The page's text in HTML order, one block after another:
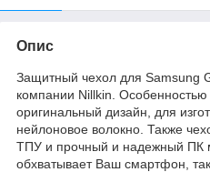
Опис
Защитный чехол для Samsung
компании Nillkin. Особенностью
оригинальный дизайн, для
нейлоновое волокно. Также
ТПУ и прочный и надежный ПК
обхватывает Ваш смартфон,